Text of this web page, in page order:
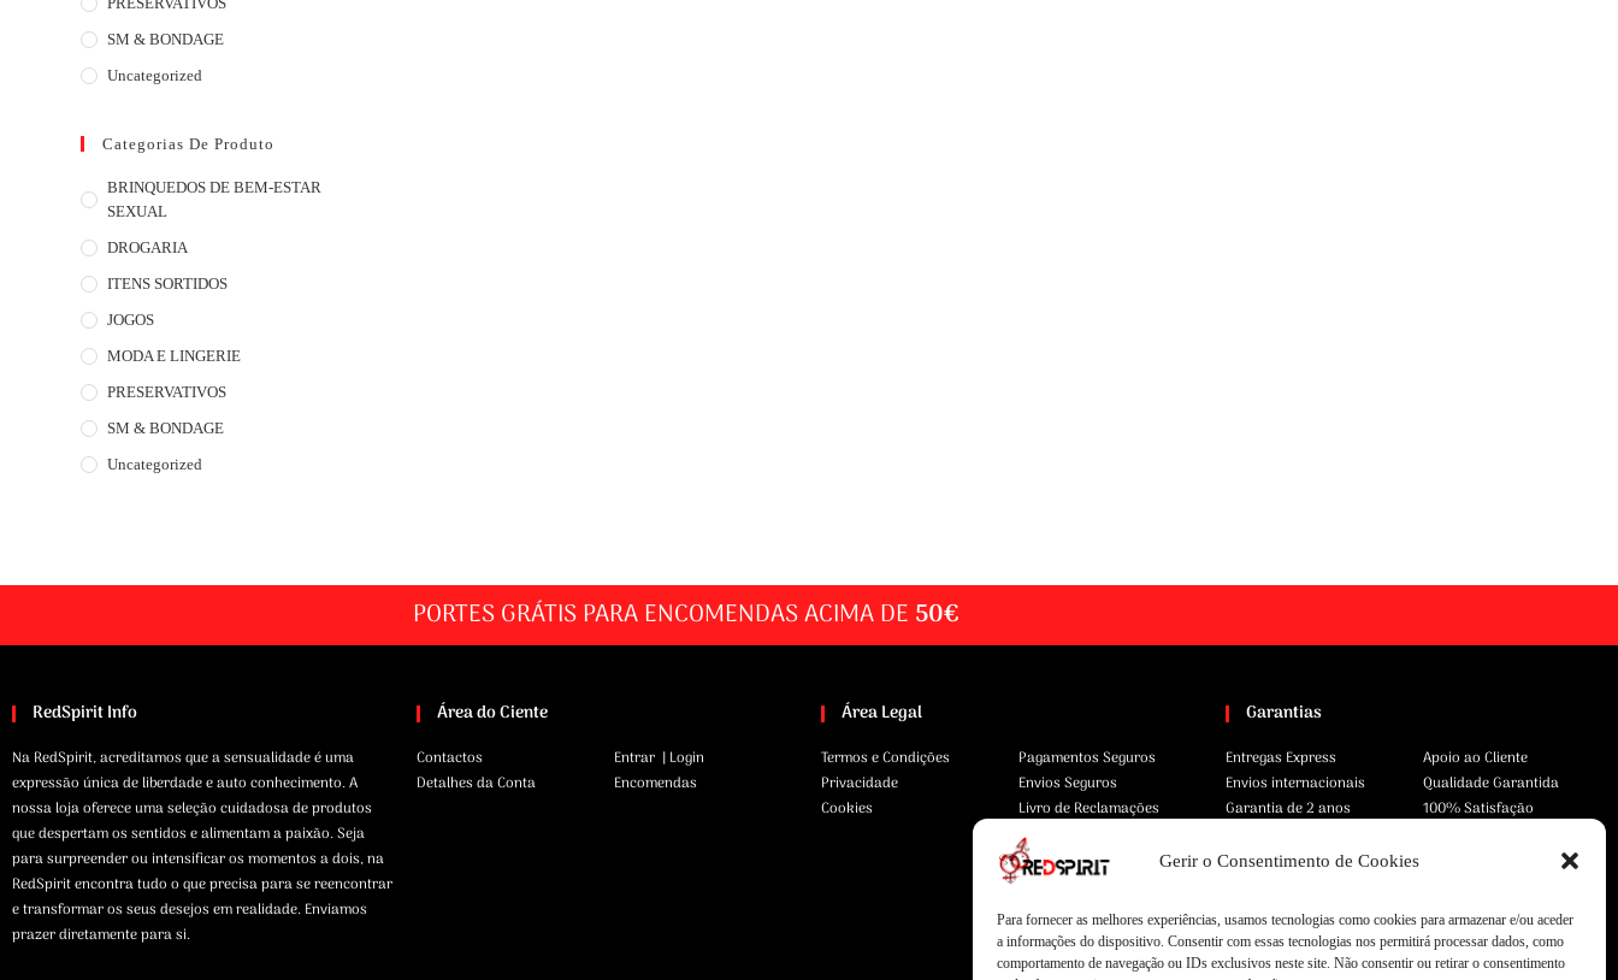
Gerir o Consentimento de Cookies
Para fornecer as melhores experiências, usamos tecnologias como cookies para armazenar e/ou aceder
a informações do dispositivo. Consentir com essas tecnologias nos permitirá processar dados, como
comportamento de navegação ou IDs exclusivos neste site. Não consentir ou retirar o consentimento
SM & BONDAGE
Uncategorized
Categorias De Produto
BRINQUEDOS DE BEM-ESTAR
SEXUAL
DROGARIA
ITENS SORTIDOS
JOGOS
MODA E LINGERIE
PRESERVATIVOS
SM & BONDAGE
Uncategorized
PORTES GRÁTIS PARA ENCOMENDAS ACIMA DE 50€
RedSpirit Info
Na RedSpirit, acreditamos que a sensualidade é uma
expressão única de liberdade e auto conhecimento. A
nossa loja oferece uma seleção cuidadosa de produtos
que despertam os sentidos e alimentam a paixão. Seja
para surpreender ou intensificar os momentos a dois, na
RedSpirit encontra tudo o que precisa para se reencontrar
e transformar os seus desejos em realidade. Enviamos
prazer diretamente para si.
Área do Ciente
Contactos
Detalhes da Conta
Entrar | Login
Encomendas
Área Legal
Termos e Condições
Privacidade
Cookies
Pagamentos Seguros
Envios Seguros
Livro de Reclamações
Garantias
Entregas Express
Envios internacionais
Garantia de 2 anos
Apoio ao Cliente
Qualidade Garantida
100% Satisfação